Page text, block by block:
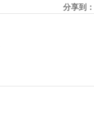
分享到：